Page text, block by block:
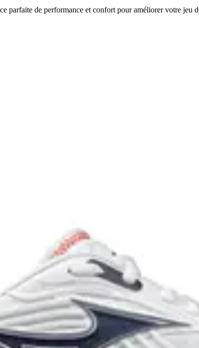
parfaite de performance et confort pour améliorer votre jeu